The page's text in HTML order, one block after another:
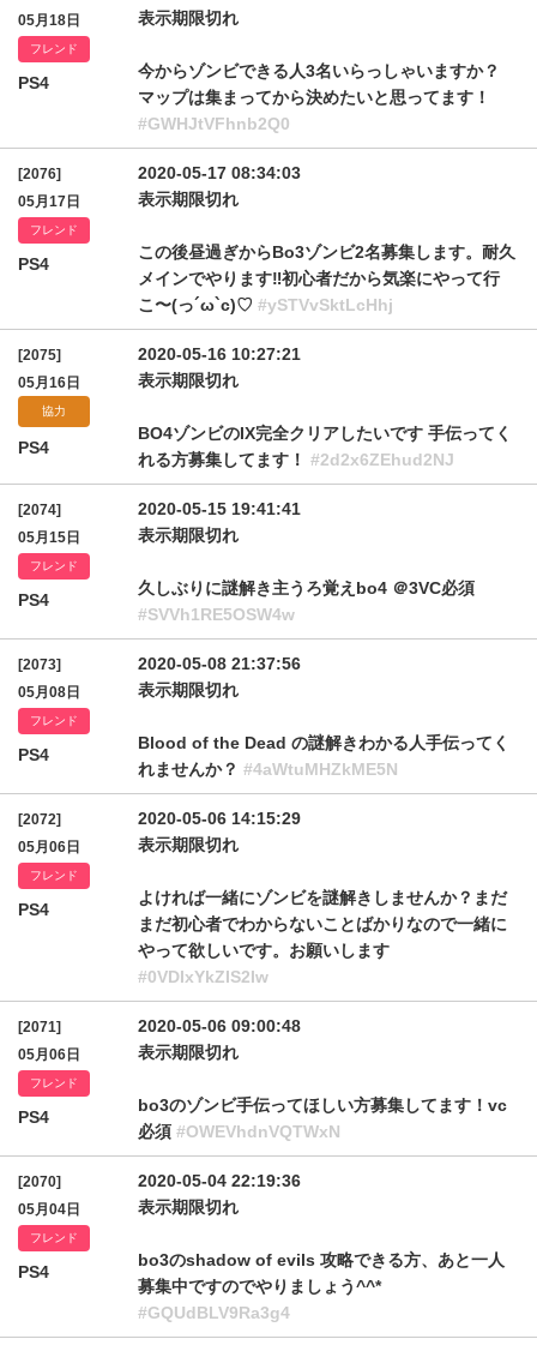
05月18日
フレンド
PS4
表示期限切れ
今からゾンビできる人3名いらっしゃいますか？
マップは集まってから決めたいと思ってます！
#GWHJtVFhnb2Q0
[2076]
05月17日
フレンド
PS4
2020-05-17 08:34:03
表示期限切れ
この後昼過ぎからBo3ゾンビ2名募集します。耐久
メインでやります‼︎初心者だから気楽にやって行
こ〜(っ´ω`c)♡ #ySTVvSktLcHhj
[2075]
05月16日
協力
PS4
2020-05-16 10:27:21
表示期限切れ
BO4ゾンビのIX完全クリアしたいです 手伝ってく
れる方募集してます！ #2d2x6ZEhud2NJ
[2074]
05月15日
フレンド
PS4
2020-05-15 19:41:41
表示期限切れ
久しぶりに謎解き主うろ覚えbo4 ＠3VC必須
#SVVh1RE5OSW4w
[2073]
05月08日
フレンド
PS4
2020-05-08 21:37:56
表示期限切れ
Blood of the Dead の謎解きわかる人手伝ってく
れませんか？ #4aWtuMHZkME5N
[2072]
05月06日
フレンド
PS4
2020-05-06 14:15:29
表示期限切れ
よければ一緒にゾンビを謎解きしませんか？まだ
まだ初心者でわからないことばかりなので一緒に
やって欲しいです。お願いします
#0VDIxYkZIS2Iw
[2071]
05月06日
フレンド
PS4
2020-05-06 09:00:48
表示期限切れ
bo3のゾンビ手伝ってほしい方募集してます！vc
必須 #OWEVhdnVQTWxN
[2070]
05月04日
フレンド
PS4
2020-05-04 22:19:36
表示期限切れ
bo3のshadow of evils 攻略できる方、あと一人
募集中ですのでやりましょう^^*
#GQUdBLV9Ra3g4